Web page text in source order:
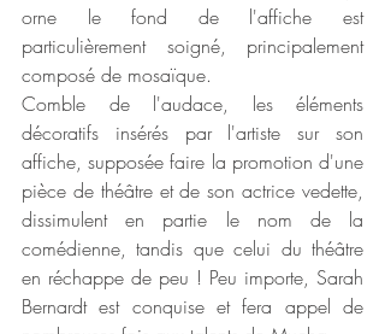
orne le fond de l'affiche est
particulièrement soigné, principalement
composé de mosaïque.
Comble de l'audace, les éléments
décoratifs insérés par l'artiste sur son
affiche, supposée faire la promotion d'une
pièce de théâtre et de son actrice vedette,
dissimulent en partie le nom de la
comédienne, tandis que celui du théâtre
en réchappe de peu ! Peu importe, Sarah
Bernardt est conquise et fera appel de